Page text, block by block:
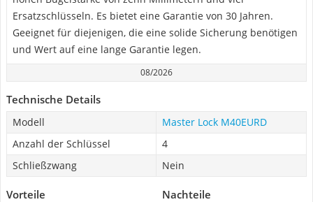
Ersatzschlüsseln. Es bietet eine Garantie von 30 Jahren.
Geeignet für diejenigen, die eine solide Sicherung benötigen
und Wert auf eine lange Garantie legen.
08/2026
Technische Details
Modell
Master Lock M40EURD
Anzahl der Schlüssel
4
Schließzwang
Nein
Vorteile Nachteile